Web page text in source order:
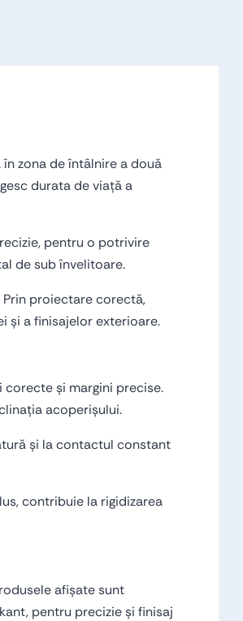
zona de întâlnire a două
durata de viață a
pentru o potrivire
de sub învelitoare.
proiectare corectă,
și a finisajelor exterioare.
și margini precise.
acoperișului.
și la contactul constant
contribuie la rigidizarea
afișate sunt
pentru precizie și finisaj